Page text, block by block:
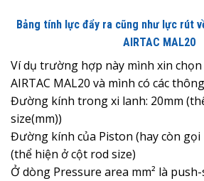
Bảng tính lực đẩy ra cũng như lực rút
AIRTAC MAL20
Ví dụ trường hợp này mình xin
AIRTAC MAL20 và mình có các
Đường kính trong xi lanh: 20mm
size(mm))
Đường kính của Piston (hay còn gọi
(thể hiện ở cột rod size)
Ở dòng Pressure area mm² là